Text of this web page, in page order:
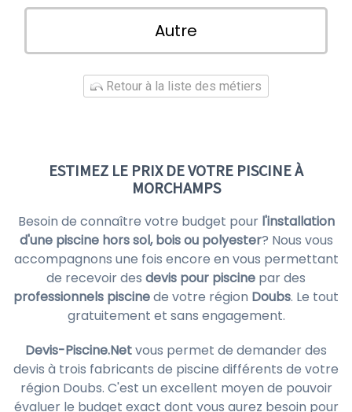
Autre
Retour à la liste des métiers
ESTIMEZ LE PRIX DE VOTRE PISCINE À
MORCHAMPS
Besoin de connaître votre budget pour l'installation
d'une piscine hors sol, bois ou polyester? Nous vous
accompagnons une fois encore en vous permettant
de recevoir des devis pour piscine par des
professionnels piscinede votre région Doubs. Le tout
gratuitement et sans engagement.
Devis-Piscine.Netvous permet de demander des
devis à trois fabricants de piscine différents de votre
région Doubs. C'est un excellent moyen de pouvoir
évaluer le budget exact dont vous aurez besoin pour